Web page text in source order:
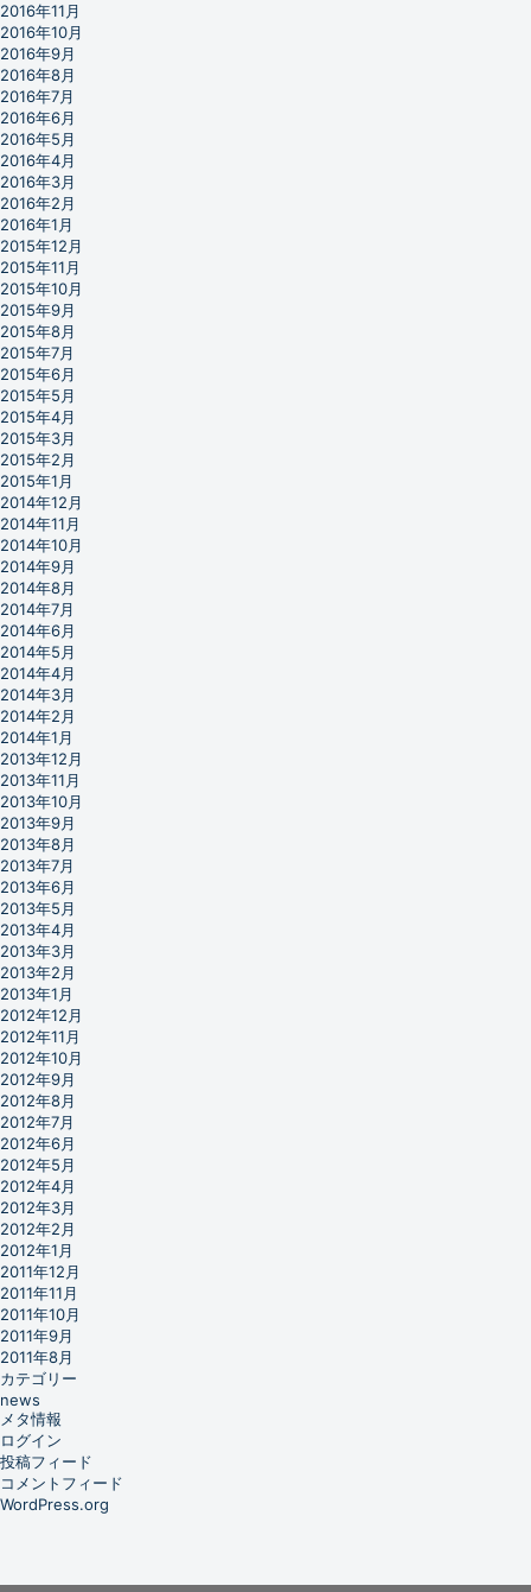
2016年11月
2016年10月
2016年9月
2016年8月
2016年7月
2016年6月
2016年5月
2016年4月
2016年3月
2016年2月
2016年1月
2015年12月
2015年11月
2015年10月
2015年9月
2015年8月
2015年7月
2015年6月
2015年5月
2015年4月
2015年3月
2015年2月
2015年1月
2014年12月
2014年11月
2014年10月
2014年9月
2014年8月
2014年7月
2014年6月
2014年5月
2014年4月
2014年3月
2014年2月
2014年1月
2013年12月
2013年11月
2013年10月
2013年9月
2013年8月
2013年7月
2013年6月
2013年5月
2013年4月
2013年3月
2013年2月
2013年1月
2012年12月
2012年11月
2012年10月
2012年9月
2012年8月
2012年7月
2012年6月
2012年5月
2012年4月
2012年3月
2012年2月
2012年1月
2011年12月
2011年11月
2011年10月
2011年9月
2011年8月
カテゴリー
news
メタ情報
ログイン
投稿フィード
コメントフィード
WordPress.org